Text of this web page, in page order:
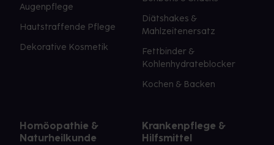
Augenpflege
Hautstraffende Pflege
Dekorative Kosmetik
Diätshakes &
Mahlzeitenersatz
Fettbinder &
Kohlenhydrateblocker
Kochen & Backen
Homöopathie &
Naturheilkunde
Krankenpflege &
Hilfsmittel